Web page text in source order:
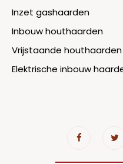
Inzet gashaarden
Inbouw houthaarden
Vrijstaande houthaarden
Elektrische inbouw